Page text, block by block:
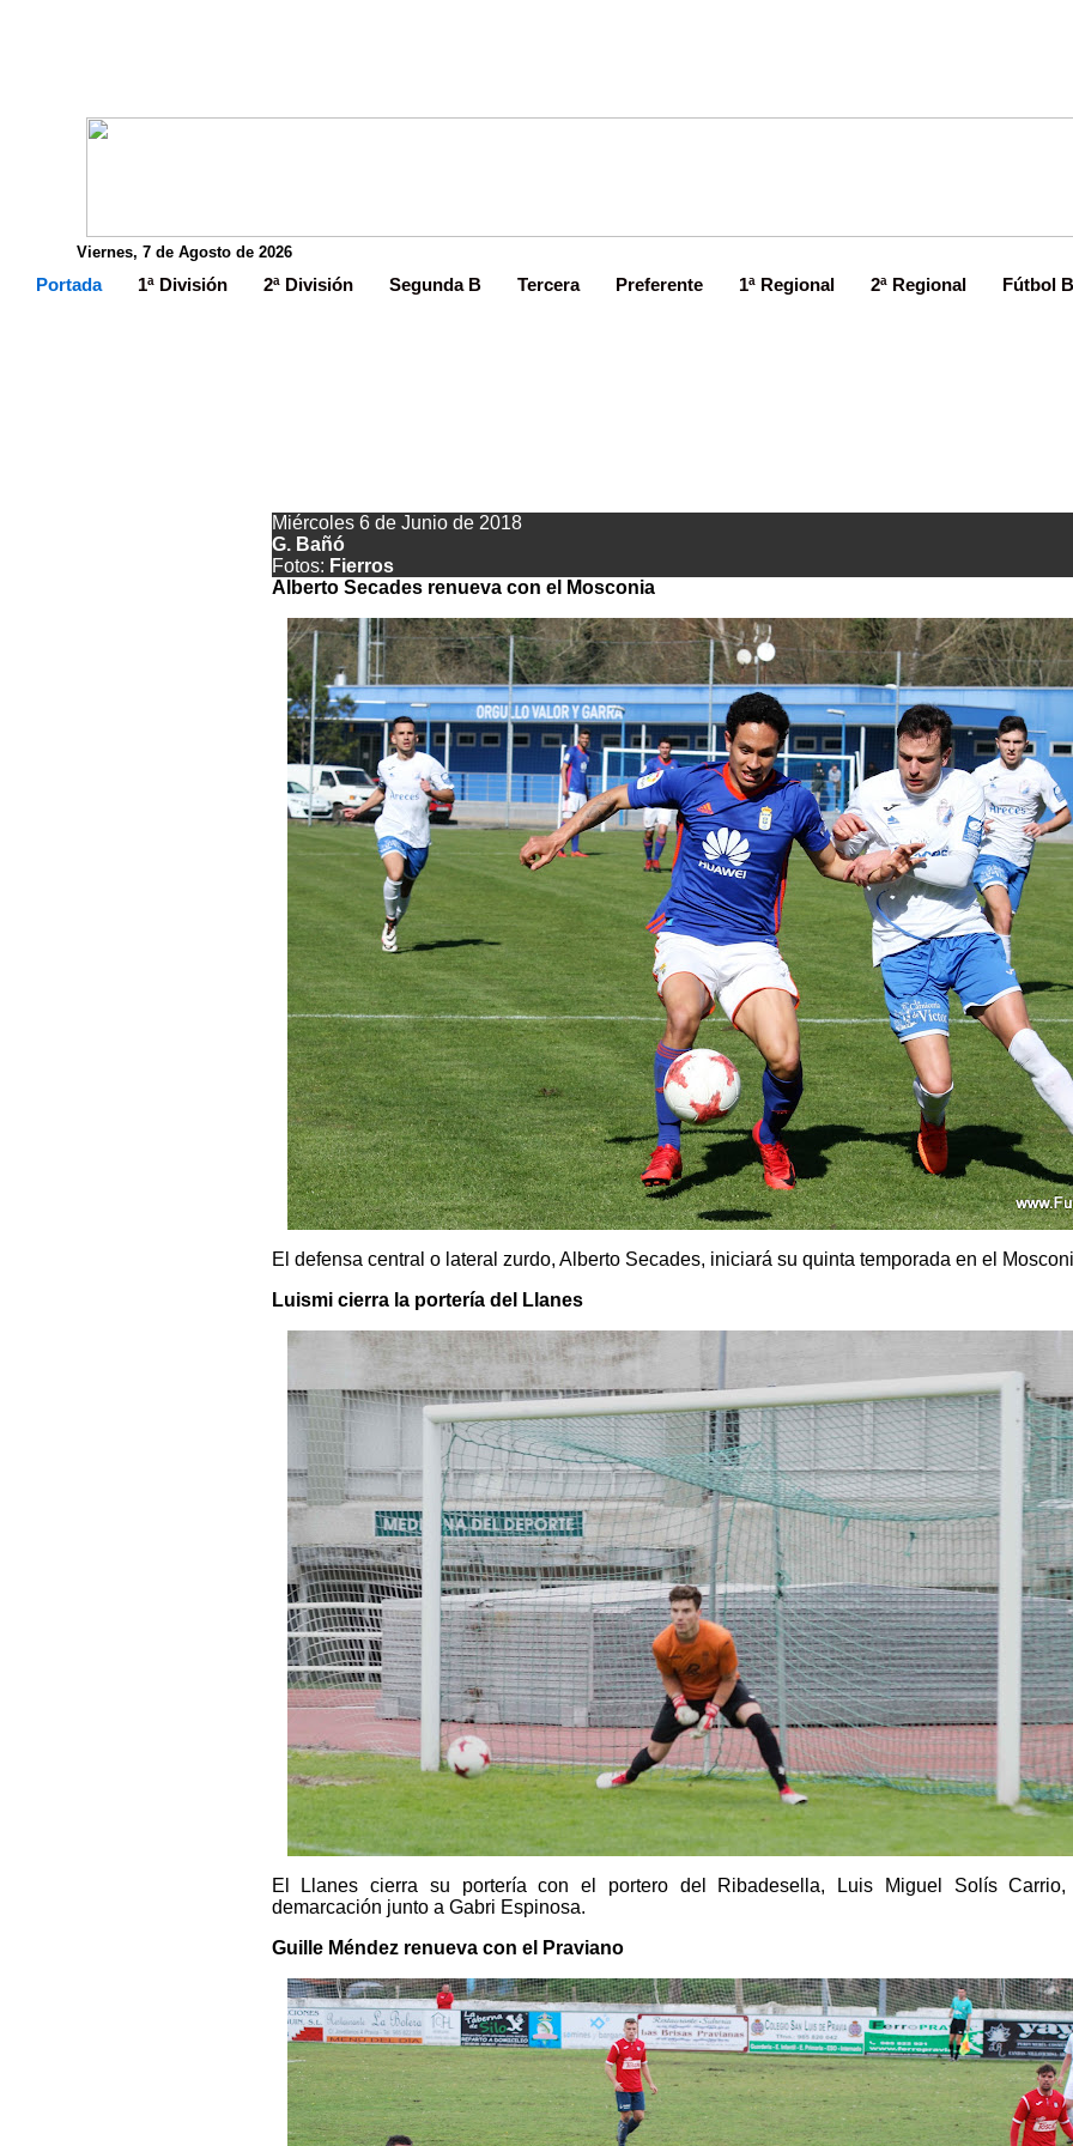
Viernes, 7 de Agosto de 2026
Portada 1ª División 2ª División Segunda B Tercera Preferente 1ª Regional 2ª Regional Fútbol
Miércoles 6 de Junio de 2018
G. Bañó
Fotos: Fierros
Alberto Secades renueva con el Mosconia
El defensa central o lateral zurdo, Alberto Secades, iniciará su quinta temporada en el
Luismi cierra la portería del Llanes
El Llanes cierra su portería con el portero del Ribadesella, Luis Miguel Solís
demarcación junto a Gabri Espinosa.
Guille Méndez renueva con el Praviano